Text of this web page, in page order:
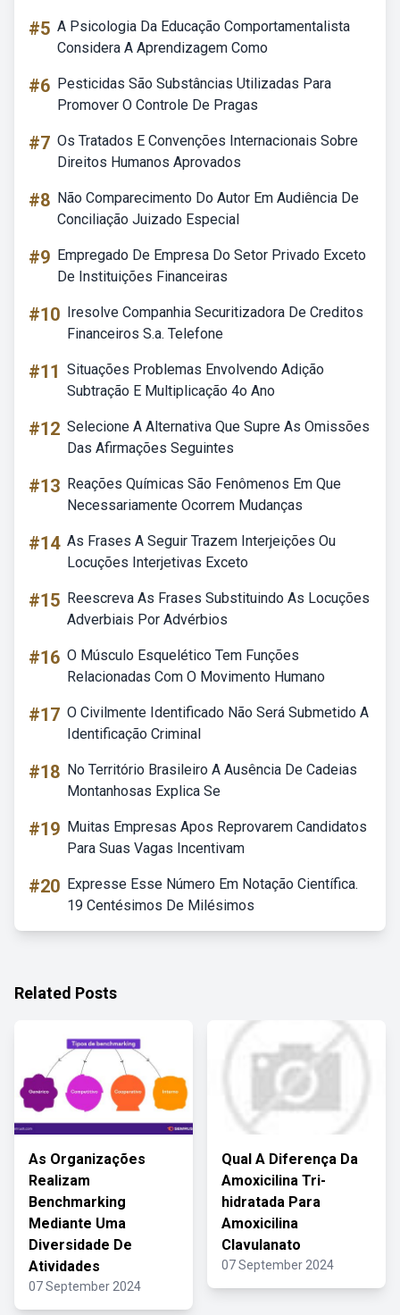
#5 A Psicologia Da Educação Comportamentalista
Considera A Aprendizagem Como
#6 Pesticidas São Substâncias Utilizadas Para
Promover O Controle De Pragas
#7 Os Tratados E Convenções Internacionais Sobre
Direitos Humanos Aprovados
#8 Não Comparecimento Do Autor Em Audiência De
Conciliação Juizado Especial
#9 Empregado De Empresa Do Setor Privado Exceto
De Instituições Financeiras
#10 Iresolve Companhia Securitizadora De Creditos
Financeiros S.a. Telefone
#11 Situações Problemas Envolvendo Adição
Subtração E Multiplicação 4o Ano
#12 Selecione A Alternativa Que Supre As Omissões
Das Afirmações Seguintes
#13 Reações Químicas São Fenômenos Em Que
Necessariamente Ocorrem Mudanças
#14 As Frases A Seguir Trazem Interjeições Ou
Locuções Interjetivas Exceto
#15 Reescreva As Frases Substituindo As Locuções
Adverbiais Por Advérbios
#16 O Músculo Esquelético Tem Funções
Relacionadas Com O Movimento Humano
#17 O Civilmente Identificado Não Será Submetido A
Identificação Criminal
#18 No Território Brasileiro A Ausência De Cadeias
Montanhosas Explica Se
#19 Muitas Empresas Apos Reprovarem Candidatos
Para Suas Vagas Incentivam
#20 Expresse Esse Número Em Notação Científica.
19 Centésimos De Milésimos
Related Posts
As Organizações
Realizam
Benchmarking
Mediante Uma
Diversidade De
Atividades
07 September 2024
Qual A Diferença Da
Amoxicilina Tri-
hidratada Para
Amoxicilina
Clavulanato
07 September 2024